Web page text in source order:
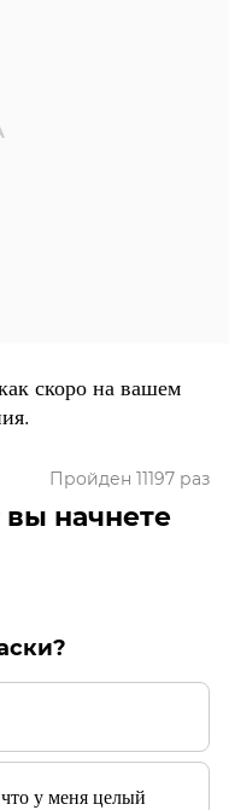
скоро на вашем
Пройден 11197 раз
вы начнете
у меня целый